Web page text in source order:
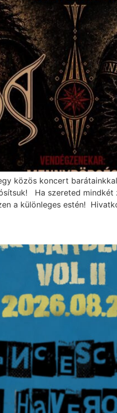
közös koncert
Ha szereted
a különleges estén!